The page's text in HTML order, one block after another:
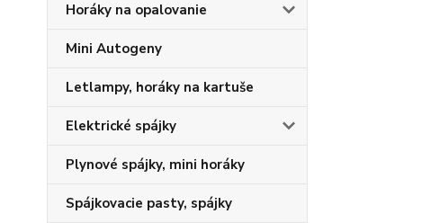
Horáky na opalovanie
Mini Autogeny
Letlampy, horáky na kartuše
Elektrické spájky
Plynové spájky, mini horáky
Spájkovacie pasty, spájky